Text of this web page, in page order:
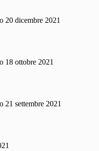
20 dicembre 2021
18 ottobre 2021
21 settembre 2021